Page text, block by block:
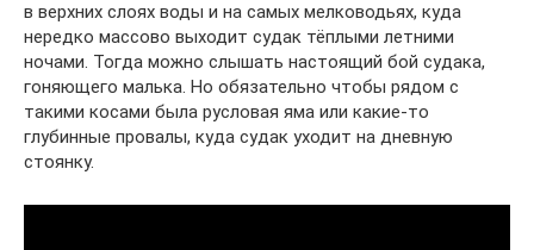
в верхних слоях воды и на самых мелководьях, куда
нередко массово выходит судак тёплыми летними
ночами. Тогда можно слышать настоящий бой судака,
гоняющего малька. Но обязательно чтобы рядом с
такими косами была русловая яма или какие-то
глубинные провалы, куда судак уходит на дневную
стоянку.